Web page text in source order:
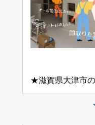
★滋賀県大津市